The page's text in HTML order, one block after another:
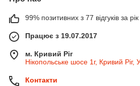
99% позитивних з 77 відгуків за рік
Працює з 19.07.2017
м. Кривий Ріг
Нікопольське шосе 1г, Кривий Ріг,
Контакти